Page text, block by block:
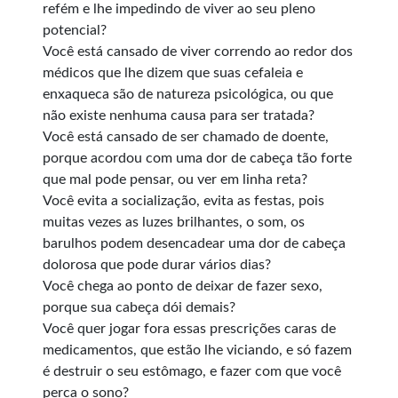
refém e lhe impedindo de viver ao seu pleno
potencial?
Você está cansado de viver correndo ao redor dos
médicos que lhe dizem que suas cefaleia e
enxaqueca são de natureza psicológica, ou que
não existe nenhuma causa para ser tratada?
Você está cansado de ser chamado de doente,
porque acordou com uma dor de cabeça tão forte
que mal pode pensar, ou ver em linha reta?
Você evita a socialização, evita as festas, pois
muitas vezes as luzes brilhantes, o som, os
barulhos podem desencadear uma dor de cabeça
dolorosa que pode durar vários dias?
Você chega ao ponto de deixar de fazer sexo,
porque sua cabeça dói demais?
Você quer jogar fora essas prescrições caras de
medicamentos, que estão lhe viciando, e só fazem
é destruir o seu estômago, e fazer com que você
perca o sono?